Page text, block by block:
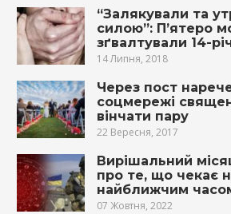
“Залякували та
силою”: П’ятеро
зґвалтували 14-
14 Липня, 2018
Через пост
соцмережі
вінчати пару
22 Вересня, 2017
Вирішальний
про те, що чекає
найближчим
07 Жовтня, 2022